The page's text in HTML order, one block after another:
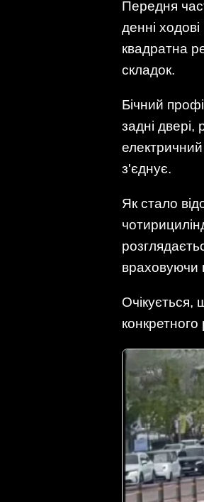
Передня
денні
квадратна
складок.
Бічний
задні
з'єднує.
Як стало
враховуючи
Очікується,
конкретного